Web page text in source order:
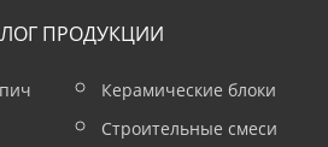
ПРОДУКЦИИ
Керамические блоки
Строительные смеси